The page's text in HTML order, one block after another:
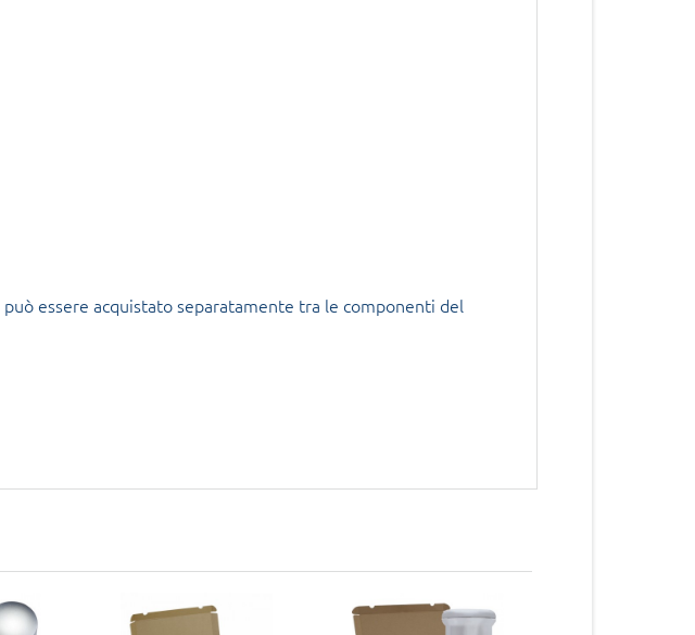
può essere acquistato separatamente tra le componenti del